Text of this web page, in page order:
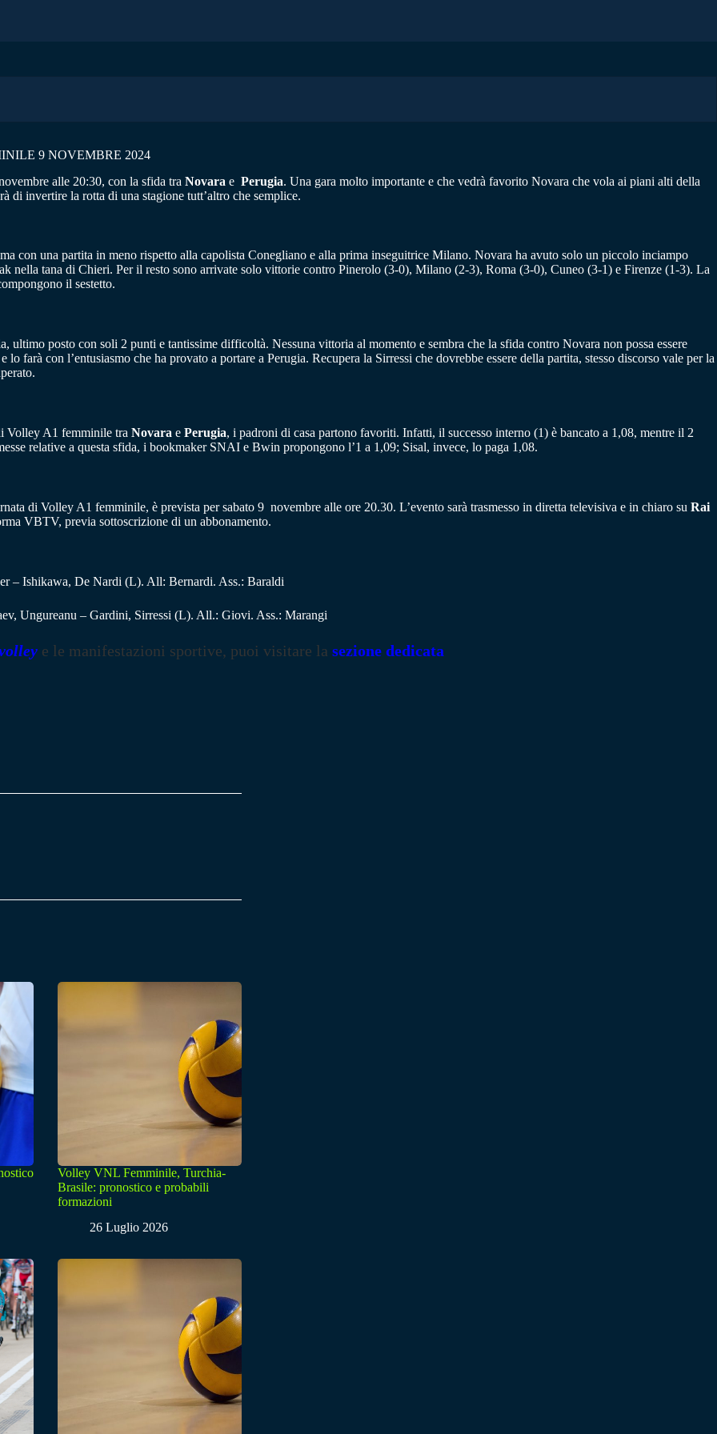
9 NOVEMBRE 2024
alle 20:30, con la sfida tra Novara e Perugia. Una gara molto importante e che vedrà favorito Novara che vola ai piani alti della
di invertire la rotta di una stagione tutt’altro che semplice.
con una partita in meno rispetto alla capolista Conegliano e alla prima inseguitrice Milano. Novara ha avuto solo un piccolo inciampo
nella tana di Chieri. Per il resto sono arrivate solo vittorie contro Pinerolo (3-0), Milano (2-3), Roma (3-0), Cuneo (3-1) e Firenze (1-3). La
il sestetto.
ultimo posto con soli 2 punti e tantissime difficoltà. Nessuna vittoria al momento e sembra che la sfida contro Novara non possa essere
farà con l’entusiasmo che ha provato a portare a Perugia. Recupera la Sirressi che dovrebbe essere della partita, stesso discorso vale per la
Volley A1 femminile tra Novara e Perugia, i padroni di casa partono favoriti. Infatti, il successo interno (1) è bancato a 1,08, mentre il 2
relative a questa sfida, i bookmaker SNAI e Bwin propongono l’1 a 1,09; Sisal, invece, lo paga 1,08.
di Volley A1 femminile, è prevista per sabato 9 novembre alle ore 20.30. L’evento sarà trasmesso in diretta televisiva e in chiaro su Rai
VBTV, previa sottoscrizione di un abbonamento.
– Ishikawa, De Nardi (L). All: Bernardi. Ass.: Baraldi
Ungureanu – Gardini, Sirressi (L). All.: Giovi. Ass.: Marangi
e le manifestazioni sportive, puoi visitare la sezione dedicata
Volley VNL Femminile, Turchia-
Brasile: pronostico e probabili
formazioni
26 Luglio 2026